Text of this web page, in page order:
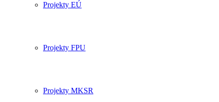
Projekty EÚ
Projekty FPU
Projekty MKSR